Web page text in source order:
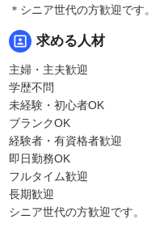
＊シニア世代の方歓迎です。
portrait 求める人材
主婦・主夫歓迎
学歴不問
未経験・初心者OK
ブランクOK
経験者・有資格者歓迎
即日勤務OK
フルタイム歓迎
長期歓迎
シニア世代の方歓迎です。